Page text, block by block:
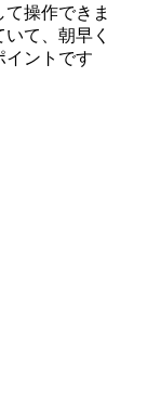
操作できま
て、朝早く
イントです